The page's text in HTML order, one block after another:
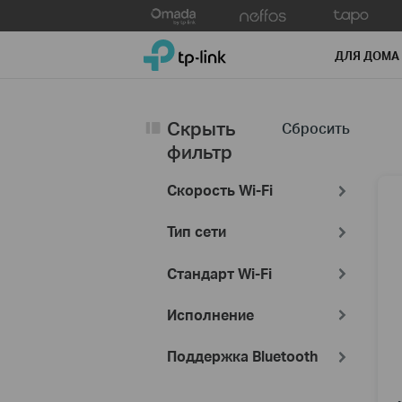
to
TP-Link, Reliably Smart ДЛЯ ДОМА
Сбросить
Скрыть
фильтр
Скорость Wi-Fi
Тип сети
Стандарт Wi-Fi
Исполнение
Поддержка Bluetooth